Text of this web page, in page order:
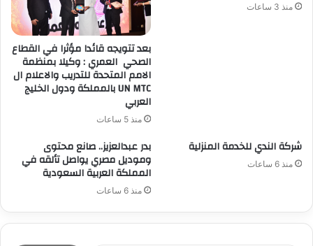
منذ 3 ساعات
بعد تتويجه قائدا مؤثرا في القطاع
الصحي العمري : وكيلا بمنظمة
الامم المتحدة للتدريب والاعلام ال
UN MTC بالمملكة ودول الخليج
العربي
منذ 5 ساعات
شركة الندي للخدمة المنزلية
منذ 6 ساعات
بدر عبدالعزيز.. صانع محتوى
وموديل مصري يواصل تألقه في
المملكة العربية السعودية
منذ 6 ساعات